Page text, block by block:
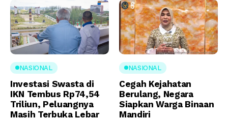
NASIONAL
Investasi Swasta di
IKN Tembus Rp74,54
Triliun, Peluangnya
Masih Terbuka Lebar
NASIONAL
Cegah Kejahatan
Berulang, Negara
Siapkan Warga Binaan
Mandiri